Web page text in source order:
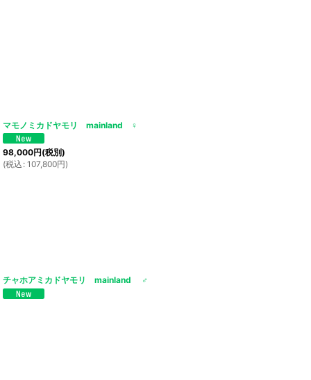
マモノミカドヤモリ mainland ♀
98,000円(税別)
(税込 : 107,800円)
チャホアミカドヤモリ mainland ♂